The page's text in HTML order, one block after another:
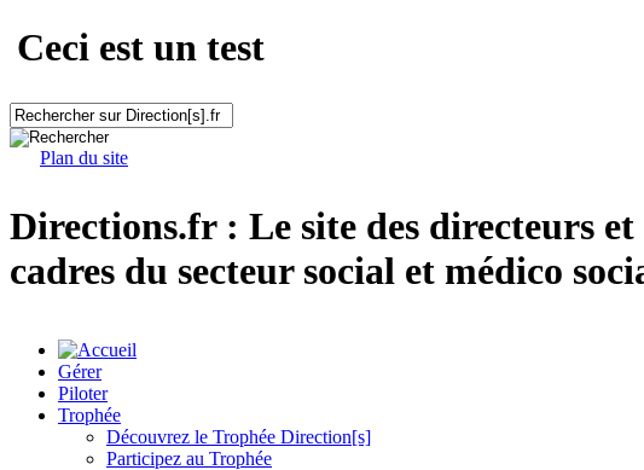
Ceci est un test
Plan du site
Directions.fr : Le site des directeurs et
cadres du secteur social et médico
Gérer
Piloter
Trophée
Découvrez le Trophée Direction[s]
Participez au Trophée